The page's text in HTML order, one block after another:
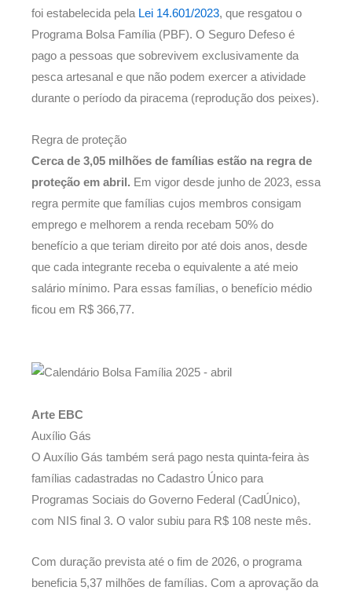
foi estabelecida pela Lei 14.601/2023, que resgatou o
Programa Bolsa Família (PBF). O Seguro Defeso é
pago a pessoas que sobrevivem exclusivamente da
pesca artesanal e que não podem exercer a atividade
durante o período da piracema (reprodução dos peixes).
Regra de proteção
Cerca de 3,05 milhões de famílias estão na regra de
proteção em abril. Em vigor desde junho de 2023, essa
regra permite que famílias cujos membros consigam
emprego e melhorem a renda recebam 50% do
benefício a que teriam direito por até dois anos, desde
que cada integrante receba o equivalente a até meio
salário mínimo. Para essas famílias, o benefício médio
ficou em R$ 366,77.
Arte EBC
Auxílio Gás
O Auxílio Gás também será pago nesta quinta-feira às
famílias cadastradas no Cadastro Único para
Programas Sociais do Governo Federal (CadÚnico),
com NIS final 3. O valor subiu para R$ 108 neste mês.
Com duração prevista até o fim de 2026, o programa
beneficia 5,37 milhões de famílias. Com a aprovação da